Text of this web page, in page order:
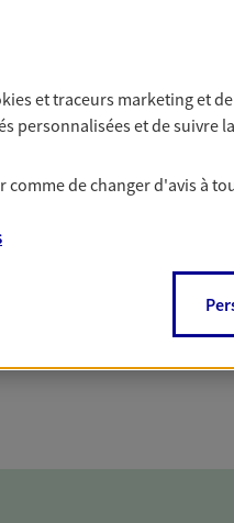
et traceurs marketing et
personnalisées et de suivre
comme de changer d'avis à